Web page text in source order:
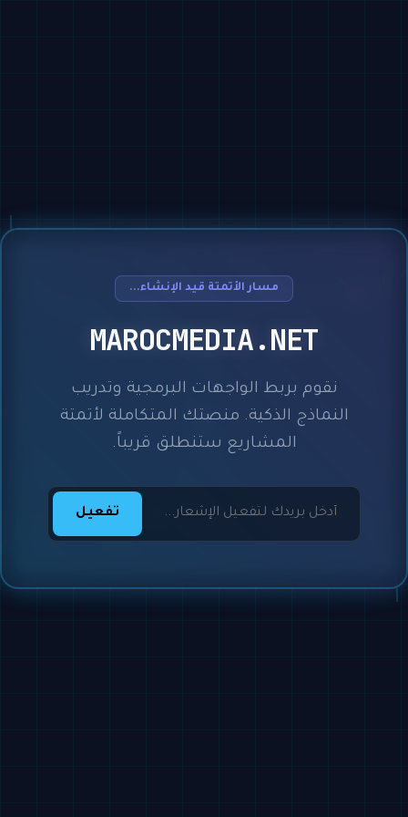
مسار الأتمتة قيد الإنشاء...
MAROCMEDIA.NET
نقوم بربط الواجهات البرمجية وتدريب
النماذج الذكية. منصتك المتكاملة لأتمتة
المشاريع ستنطلق قريباً.
تفعيل